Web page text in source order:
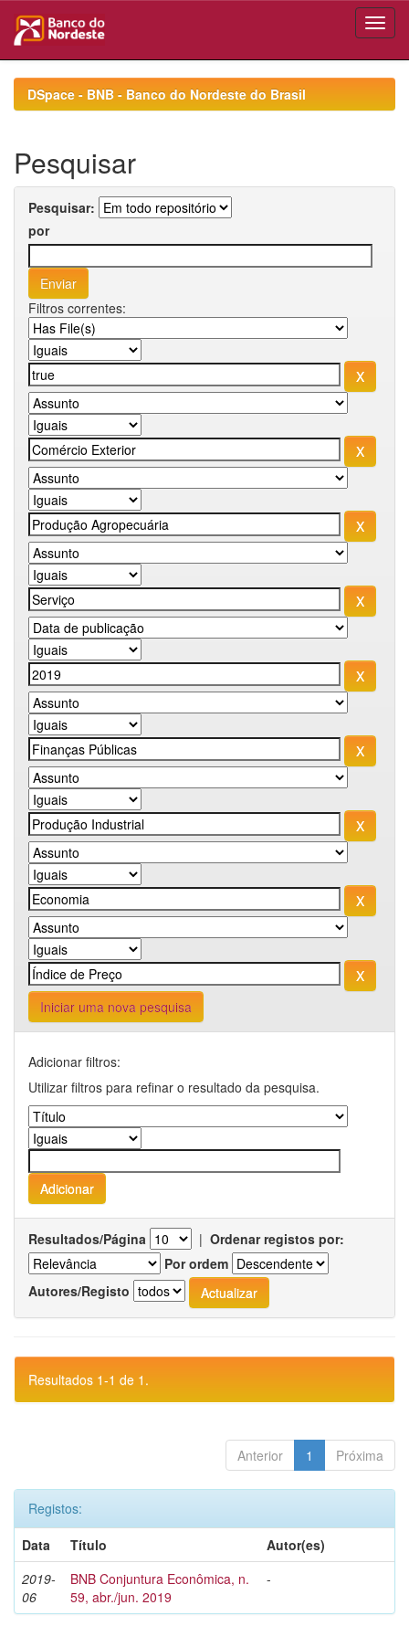
navigationDSpace - BNB - Banco do Nordeste do Brasil
Pesquisar
Pesquisar:
por
Filtros correntes:
Iniciar uma nova pesquisa
Adicionar filtros:
Utilizar filtros para refinar o resultado da pesquisa.
Resultados/Página | Ordenar registos por:
Por ordem
Autores/Registo
Resultados 1-1 de 1.
Anterior 1 Próxima
Registos:
Data
Título
Autor(es)
2019-
06
BNB Conjuntura Econômica, n.
59, abr./jun. 2019
-